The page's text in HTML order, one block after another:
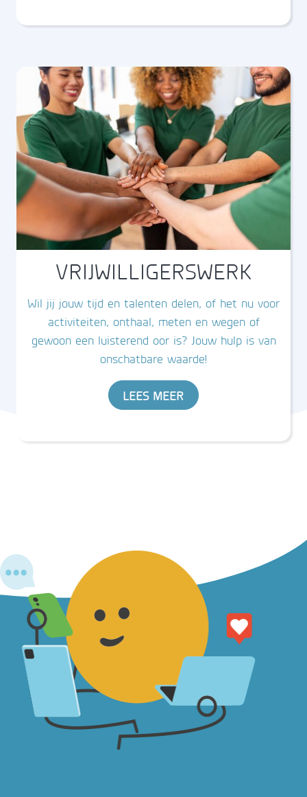
VRIJWILLIGERSWERK
Wil jij jouw tijd en talenten delen, of het nu voor
activiteiten, onthaal, meten en wegen of
gewoon een luisterend oor is? Jouw hulp is van
onschatbare waarde!
LEES MEER